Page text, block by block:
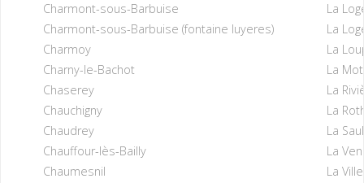
Charmont-sous-Barbuise
Charmont-sous-Barbuise (fontaine luyeres)
Charmoy
Charny-le-Bachot
Chaserey
Chauchigny
Chaudrey
Chauffour-lès-Bailly
Chaumesnil
La
La
La
La
La
La
La
La
La